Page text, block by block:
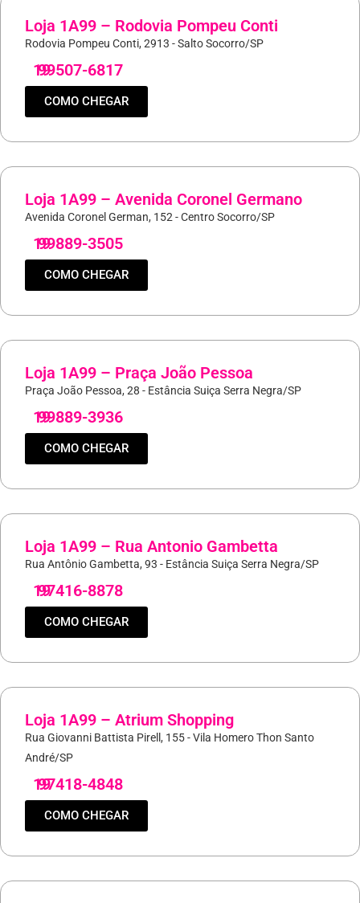
Loja 1A99 – Rodovia Pompeu Conti
Rodovia Pompeu Conti, 2913 - Salto Socorro/SP
19
99507-6817
COMO CHEGAR
Loja 1A99 – Avenida Coronel Germano
Avenida Coronel German, 152 - Centro Socorro/SP
19
99889-3505
COMO CHEGAR
Loja 1A99 – Praça João Pessoa
Praça João Pessoa, 28 - Estância Suiça Serra Negra/SP
19
99889-3936
COMO CHEGAR
Loja 1A99 – Rua Antonio Gambetta
Rua Antônio Gambetta, 93 - Estância Suiça Serra Negra/SP
19
97416-8878
COMO CHEGAR
Loja 1A99 – Atrium Shopping
Rua Giovanni Battista Pirell, 155 - Vila Homero Thon Santo
André/SP
19
97418-4848
COMO CHEGAR